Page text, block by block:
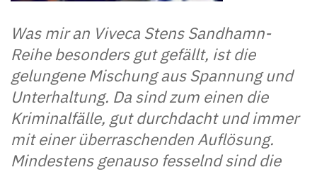
Was mir an Viveca Stens Sandhamn-
Reihe besonders gut gefällt, ist die
gelungene Mischung aus Spannung und
Unterhaltung. Da sind zum einen die
Kriminalfälle, gut durchdacht und immer
mit einer überraschenden Auflösung.
Mindestens genauso fesselnd sind die